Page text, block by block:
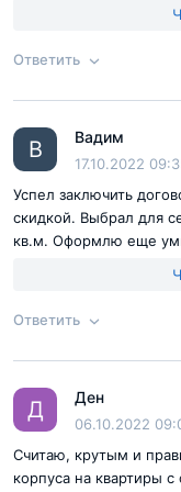
Согласен с
Отправить
будет, только мебель
Ответить
Ответ на
Согласен с
Отправить
В Вадим
17.10.2022
Успел заключить
скидкой. Выбрал для
кв.м. Оформлю еще
Ответить
Ответ на
Д Ден
06.10.2022
Считаю, крутым и
корпуса на квартиры